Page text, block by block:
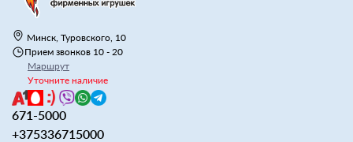
Минск, Туровского, 10
Прием звонков 10 - 20
Маршрут
Уточните наличие
671-5000
+375336715000